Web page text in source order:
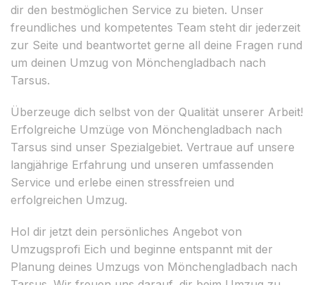
dir den bestmöglichen Service zu bieten. Unser
freundliches und kompetentes Team steht dir jederzeit
zur Seite und beantwortet gerne all deine Fragen rund
um deinen Umzug von Mönchengladbach nach
Tarsus.
Überzeuge dich selbst von der Qualität unserer Arbeit!
Erfolgreiche Umzüge von Mönchengladbach nach
Tarsus sind unser Spezialgebiet. Vertraue auf unsere
langjährige Erfahrung und unseren umfassenden
Service und erlebe einen stressfreien und
erfolgreichen Umzug.
Hol dir jetzt dein persönliches Angebot von
Umzugsprofi Eich und beginne entspannt mit der
Planung deines Umzugs von Mönchengladbach nach